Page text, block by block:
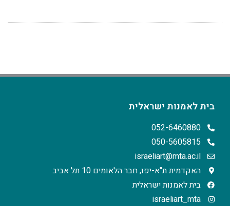
בית לאמנות ישראלית
052-6460880
050-5605815
israeliart@mta.ac.il
האקדמית ת"א-יפו, חבר הלאומים 10 תל אביב
בית לאמנות ישראלית
israeliart_mta